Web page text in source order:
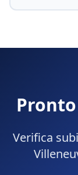
Verifica